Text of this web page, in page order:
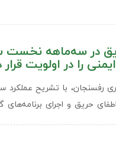
حریق در سه‌ماهه
رفسنجان، با تشریح عملکرد
عملیات امدادی و اطفای حریق و اجرای